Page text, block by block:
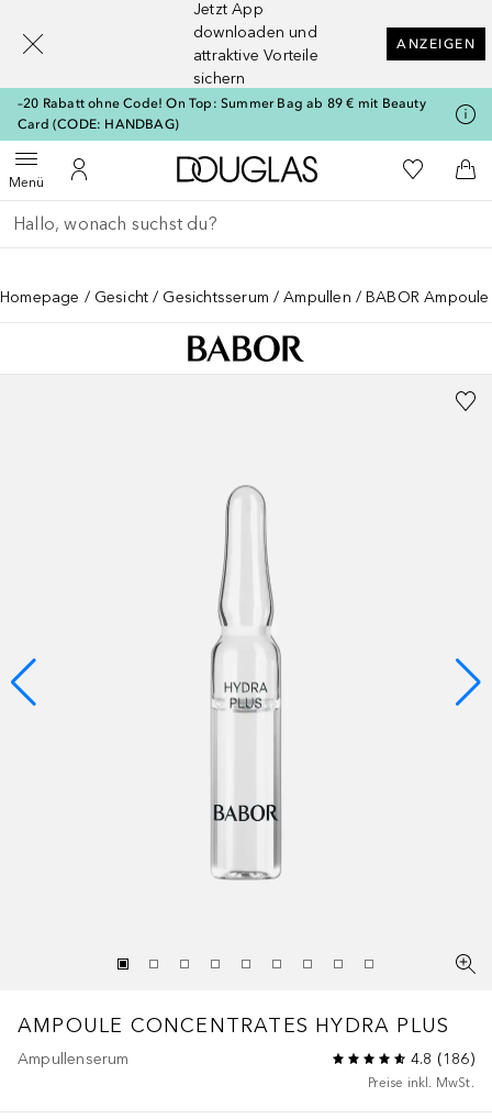
Jetzt App
downloaden und
attraktive Vorteile
sichern
ANZEIGEN
–20 Rabatt ohne Code! On Top: Summer Bag ab 89 € mit Beauty
Card (CODE: HANDBAG)
MenüMenü öffnenZu Meinem Kundenkonto
Zur Douglas Startseite
Zu Meiner
Gehe zurück
Suche ausführen
Homepage Gesicht Gesichtsserum Ampullen BABOR
AMPOULE CONCENTRATES HYDRA PLUS
Ampullenserum 4.8 (186)
Preise inkl. MwSt.
[navigation.slideout.screenreader]